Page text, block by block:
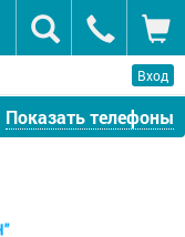
Вход
Показать телефоны